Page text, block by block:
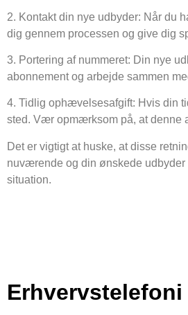
2. Kontakt din nye udbyder: Når du
dig gennem processen og give dig
3. Portering af nummeret: Din nye
abonnement og arbejde sammen
4. Tidlig ophævelsesafgift: Hvis din
sted. Vær opmærksom på, at denne
Det er vigtigt at huske, at disse
nuværende og din ønskede
situation.
Erhvervstelefoni